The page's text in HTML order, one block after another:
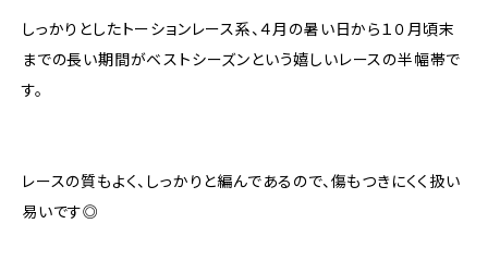
しっかりとしたトーションレース系、４月の暑い日から１０月頃末
までの長い期間がベストシーズンという嬉しいレースの半幅帯で
す。
レースの質もよく、しっかりと編んであるので、傷もつきにくく扱い
易いです◎